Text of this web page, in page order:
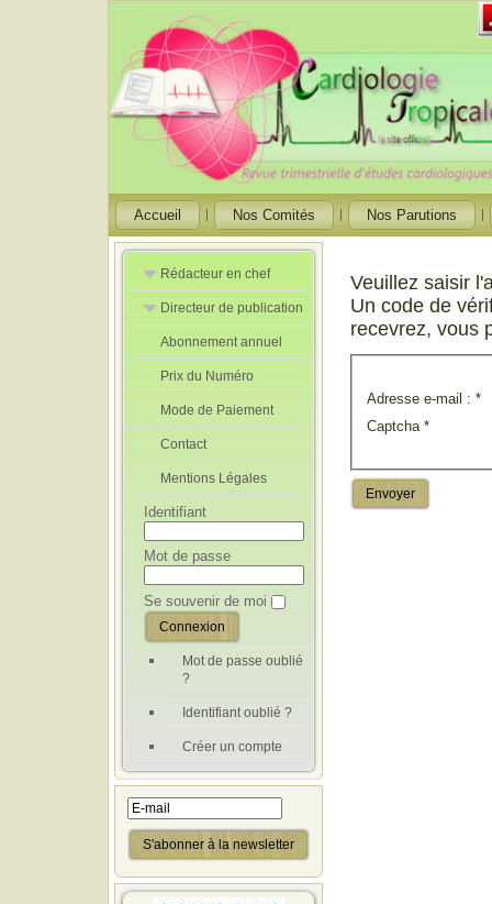
Accueil Nos Comités Nos Parutions
Rédacteur en chef
Rédacteurs en
Chef Adjoint
Directeur de publication
Directeur de
publication
adjoint
Abonnement annuel
Prix du Numéro
Mode de Paiement
Contact
Mentions Légales
Identifiant
Mot de passe
Se souvenir de moi
Mot de passe oublié
?
Identifiant oublié ?
Créer un compte
Veuillez saisir
Un code de
recevrez, vous
Adresse e-mail : *
Captcha *
Envoyer